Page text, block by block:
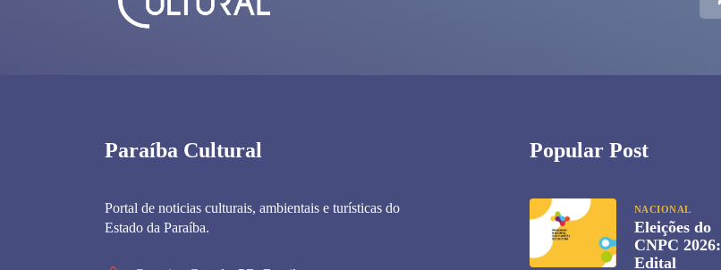
Paraíba Cultural
Portal de noticias culturais, ambientais e turísticas do
Estado da Paraíba.
Popular Post
NACIONAL
Eleições do
CNPC 2026:
Edital